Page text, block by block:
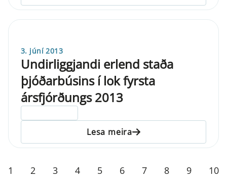
3. júní 2013
Undirliggjandi erlend staða
þjóðarbúsins í lok fyrsta
ársfjórðungs 2013
Lesa meira
1 2 3 4 5 6 7 8 9 10